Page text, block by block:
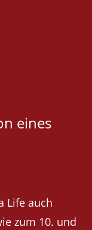
eines
Life auch
zum 10. und